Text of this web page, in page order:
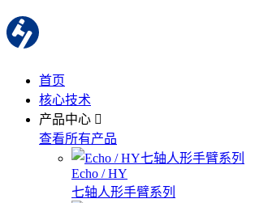
首页
核心技术
产品中心
查看所有产品
Echo / HY
七轴人形手臂系列